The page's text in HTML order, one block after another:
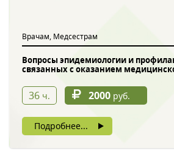
Врачам, Медсестрам
Вопросы эпидемиологии и
связанных с оказанием
36 ч. 2000 руб.
Подробнее...